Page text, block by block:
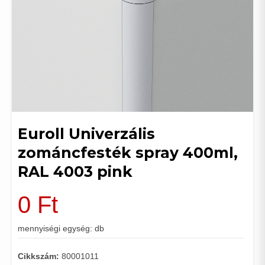
Euroll Univerzális
zománcfesték spray 400ml,
RAL 4003 pink
0 Ft
mennyiségi egység: db
Cikkszám: 80001011